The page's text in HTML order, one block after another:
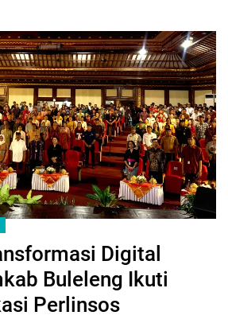
Digital
Buleleng Ikuti
Perlinsos